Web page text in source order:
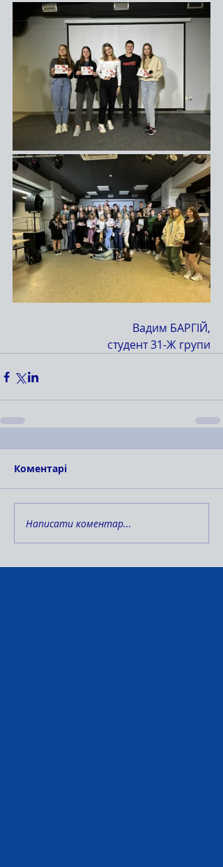
Вадим БАРГІЙ,
студент 31-Ж групи
Коментарі
Написати коментар...